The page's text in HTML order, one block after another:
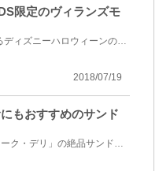
限定のヴィランズモ
ディズニーシーで2018年9月3日（月）～10月31日（水）まで販売されるディズニーハロウィーンのスペシャ...
2018/07/19
もおすすめのサンド
東京ディズニーシーでオープン直後から入れるデリカテッセン｢ニューヨーク・デリ」の絶品サンドウィッチ...